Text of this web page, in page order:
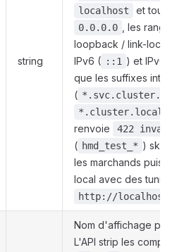
string
localhost
et tout
0.0.0.0
, les
loopback / link-local
IPv6 ( ::1 ) et IPv6
que les suffixes
(
*.cluster.local
renvoie
422
( hmd_test_* ) skip
les marchands
local avec des
http://localhost
Nom d'affichage
L'API strip les